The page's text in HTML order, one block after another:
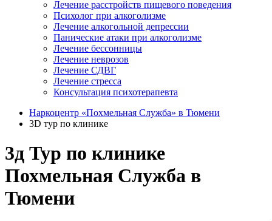
Лечение расстройств пищевого поведения
Психолог при алкоголизме
Лечение алкогольной депрессии
Панические атаки при алкоголизме
Лечение бессонницы
Лечение неврозов
Лечение СДВГ
Лечение стресса
Консультация психотерапевта
Наркоцентр «Похмельная Служба» в Тюмени
3D тур по клинике
3д Тур по клинике
Похмельная Служба в
Тюмени